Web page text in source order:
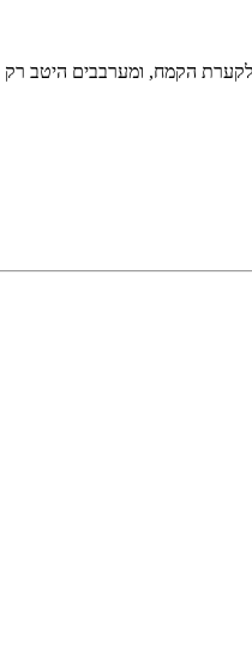
לקערת הקמח, ומערבבים היטב